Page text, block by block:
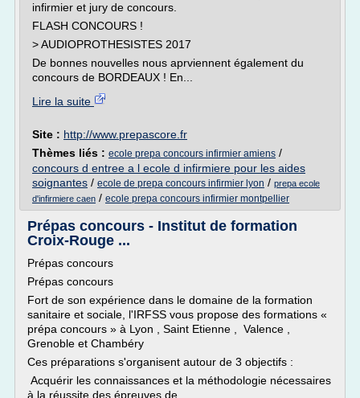
infirmier et jury de concours.
FLASH CONCOURS !
> AUDIOPROTHESISTES 2017
De bonnes nouvelles nous aprviennent également du
concours de BORDEAUX ! En...
Lire la suite
Site : http://www.prepascore.fr
Thèmes liés : ecole prepa concours infirmier amiens /
concours d entree a l ecole d infirmiere pour les aides
soignantes / ecole de prepa concours infirmier lyon / prepa ecole
d'infirmiere caen / ecole prepa concours infirmier montpellier
Prépas concours - Institut de formation
Croix-Rouge ...
Prépas concours
Prépas concours
Fort de son expérience dans le domaine de la formation
sanitaire et sociale, l'IRFSS vous propose des formations «
prépa concours » à Lyon , Saint Etienne , Valence ,
Grenoble et Chambéry
Ces préparations s'organisent autour de 3 objectifs :
Acquérir les connaissances et la méthodologie nécessaires
à la réussite des épreuves de...